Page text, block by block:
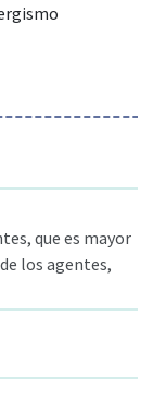
que es mayor
los agentes,